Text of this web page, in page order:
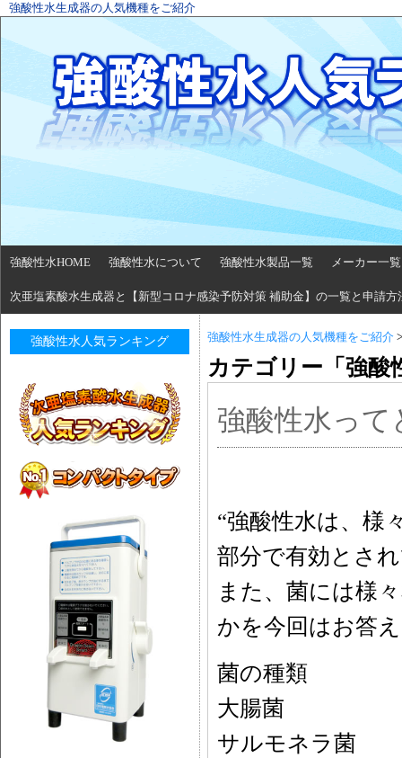
強酸性水生成器の人気機種をご紹介
強酸性水HOME 強酸性水について 強酸性水製品一覧 メーカー一覧
次亜塩素酸水生成器と【新型コロナ感染予防対策 補助金】の一覧と申請方
強酸性水人気ランキング 強酸性水生成器の人気機種をご紹介
カテゴリー「強酸
強酸性水っ
“強酸性水は、様
部分で有効とさ
また、菌には様
かを今回はお答
菌の種類
大腸菌
サルモネ